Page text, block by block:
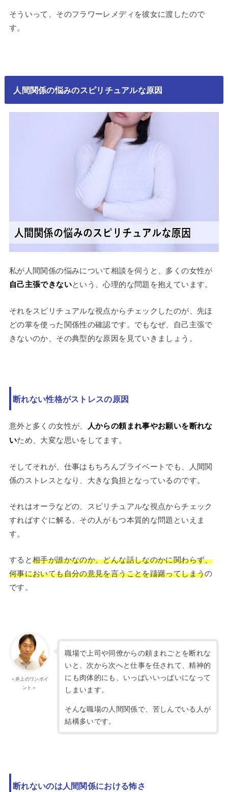
そういって、そのフラワーレメディを彼女に渡したので
す。
人間関係の悩みのスピリチュアルな原因
私が人間関係の悩みについて相談を伺うと、多くの女性が
自己主張できないという、心理的な問題を抱えています。
それをスピリチュアルな視点からチェックしたのが、先ほ
どの掌を使った関係性の確認です。でもなぜ、自己主張で
きないのか、その典型的な原因を見ていきましょう。
断れない性格がストレスの原因
意外と多くの女性が、
人からの頼まれ事やお願いを断れな
いため、大変な思いをしてます。
そしてそれが、仕事はもちろんプライベートでも、人間関
係のストレスとなり、大きな負担となっているのです。
それはオーラなどの、スピリチュアルな視点からチェック
すればすぐに解る、その人がもつ本質的な問題といえま
す。
すると相手が誰かなのか、どんな話しなのかに関わらず、
何事においても自分の意見を言うことを躊躇ってしまうの
です。
＜井上のワンポイ
ント＞
職場で上司や同僚からの頼まれごとを断れな
いと、次から次へと仕事を任されて、精神的
にも肉体的にも、いっぱいいっぱいになって
しまいます。
そんな職場の人間関係で、苦しんでいる人が
結構多いです。
断れないのは人間関係における怖さ